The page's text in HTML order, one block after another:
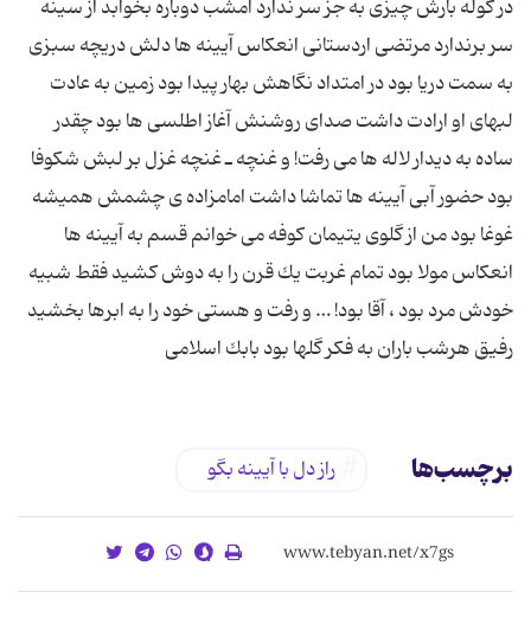
در كوله بارش چیزى به جز سر ندارد امشب دوباره بخوابد از سینه
سر برندارد مرتضى اردستانى انعكاس آیینه ها دلش دریچه سبزى
به سمت دریا بود در امتداد نگاهش بهار پیدا بود زمین به عادت
لبهاى او ارادت داشت صداى روشنش آغاز اطلسى ها بود چقدر
ساده به دیدار لاله ها مى رفت! و غنچه ـ غنچه غزل بر لبش شكوفا
بود حضور آبى آیینه ها تماشا داشت امامزاده ى چشمش همیشه
غوغا بود من از گلوى یتیمان كوفه مى خوانم قسم به آیینه ها
انعكاس مولا بود تمام غربت یك قرن را به دوش كشید فقط شبیه
خودش مرد بود ، آقا بود! … و رفت و هستى خود را به ابرها بخشید
رفیق هرشب باران به فكر گلها بود بابك اسلامى
برچسب‌ها راز دل با آیینه بگو